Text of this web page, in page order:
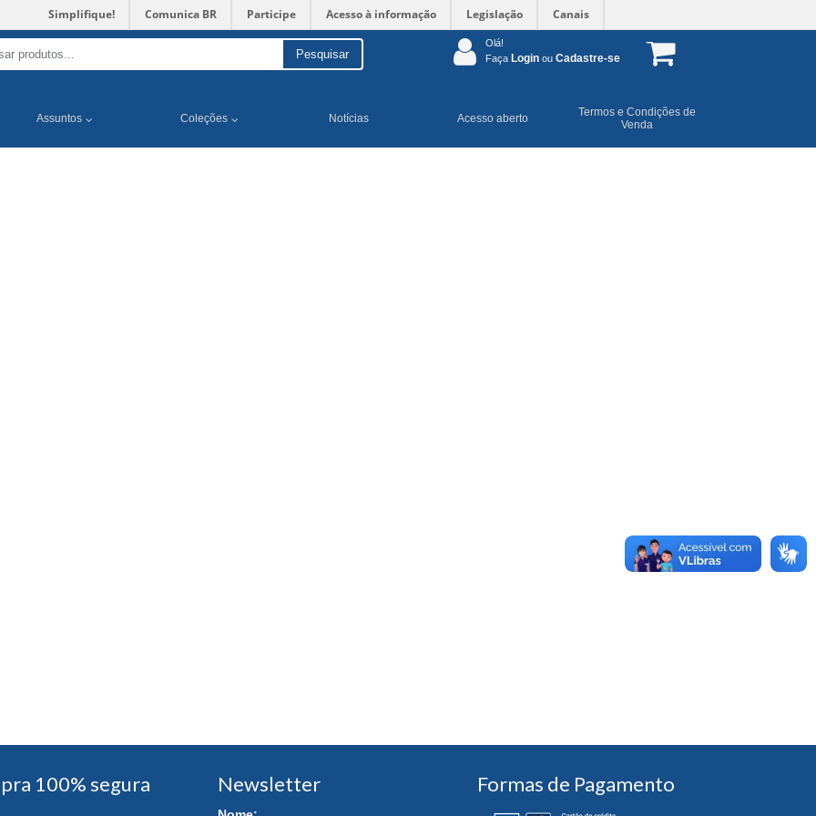
Simplifique! Comunica BR Participe Acesso à informação Legislação Canais
Pesquisar
Olá!
Faça Login ou Cadastre-se
Assuntos Coleções Notícias Acesso aberto
Termos e Condições de
Venda
100% segura Newsletter Formas de Pagamento